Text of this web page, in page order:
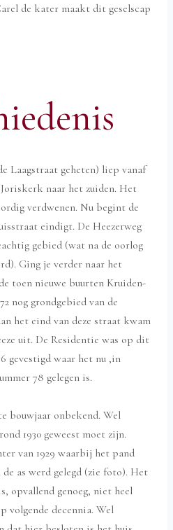
de kater maakt dit geselscap
Laagstraat geheten) liep vanaf
naar het zuiden. Het
verdwenen. Nu begint de
eindigt. De Heezerweg
gebied (wat na de oorlog
Ging je verder naar het
toen nieuwe buurten Kruiden-
nog grondgebied van de
het eind van deze straat kwam
uit. De Residentie was op dit
gevestigd waar het nu ,in
78 gelegen is.
bouwjaar onbekend. Wel
1930 geweest moet zijn.
van 1929 waarbij het pand
as werd gelegd (zie foto). Het
opvallend genoeg, niet heel
volgende decennia. Wel